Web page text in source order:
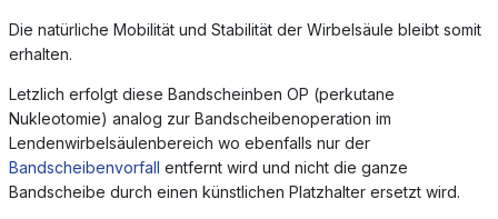
Die natürliche Mobilität und Stabilität der Wirbelsäule bleibt somit
erhalten.
Letzlich erfolgt diese Bandscheinben OP (perkutane
Nukleotomie) analog zur Bandscheibenoperation im
Lendenwirbelsäulenbereich wo ebenfalls nur der
Bandscheibenvorfall entfernt wird und nicht die ganze
Bandscheibe durch einen künstlichen Platzhalter ersetzt wird.